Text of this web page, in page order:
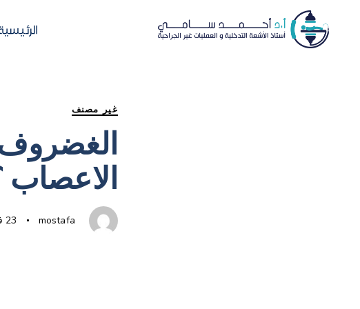
غير مصنف
الاعصاب
mostafa 23 فبراير، 2025